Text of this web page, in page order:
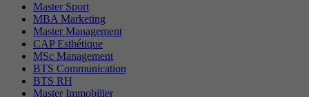
Master Sport
MBA Marketing
Master Management
CAP Esthétique
MSc Management
BTS Communication
BTS RH
Master Immobilier